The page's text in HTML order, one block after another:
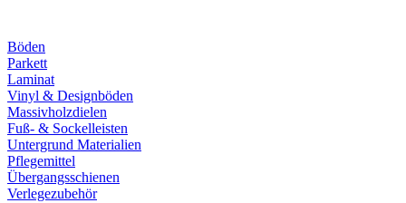
Böden
Parkett
Laminat
Vinyl & Designböden
Massivholzdielen
Fuß- & Sockelleisten
Untergrund Materialien
Pflegemittel
Übergangsschienen
Verlegezubehör